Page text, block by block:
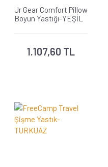
Jr Gear Comfort Pillow
Boyun Yastığı-YEŞİL
1.107,60 TL